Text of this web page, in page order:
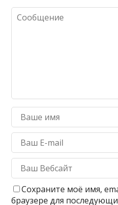
Сохраните моё имя,
браузере для